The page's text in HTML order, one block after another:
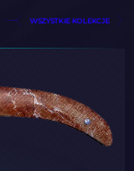
WSZYSTKIE KOLEKCJE